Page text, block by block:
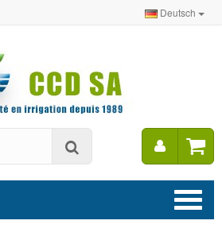
Deutsch
Mein
Konto